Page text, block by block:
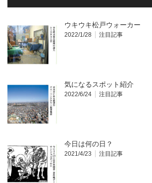
ウキウキ松戸ウォーカー
2022/1/28 注目記事
気になるスポット紹介
2022/6/24 注目記事
今日は何の日？
2021/4/23 注目記事